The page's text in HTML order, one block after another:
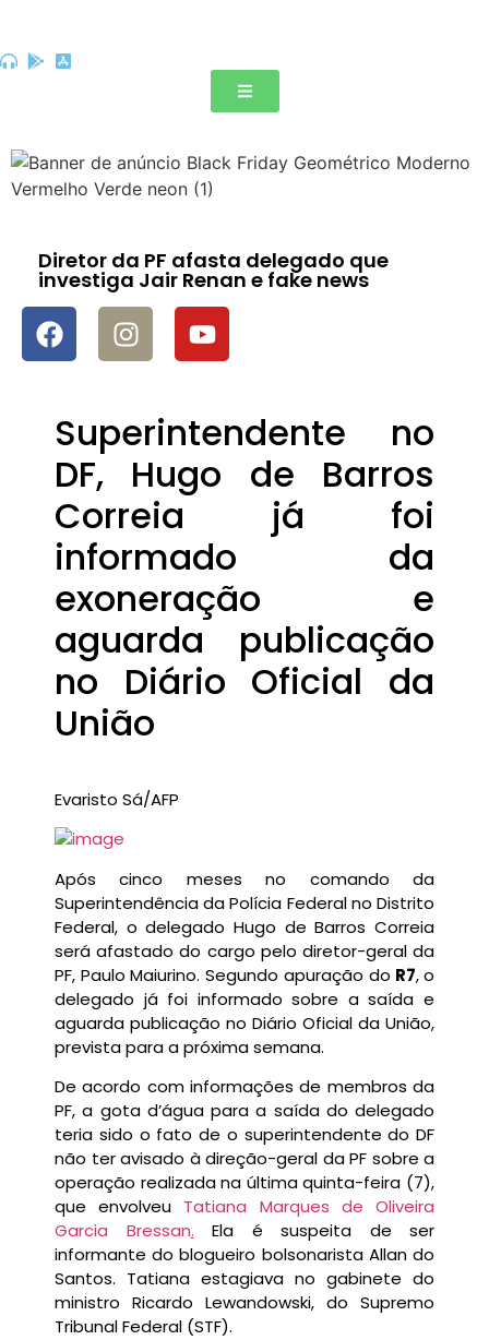
Diretor da PF afasta delegado que
investiga Jair Renan e fake news
Superintendente no
DF, Hugo de Barros
Correia já foi
informado da
exoneração e
aguarda publicação
no Diário Oficial da
União
Evaristo Sá/AFP
Após cinco meses no comando da
Superintendência da Polícia Federal no Distrito
Federal, o delegado Hugo de Barros Correia
será afastado do cargo pelo diretor-geral da
PF, Paulo Maiurino. Segundo apuração do R7,o
delegado já foi informado sobre a saída e
aguarda publicação no Diário Oficial da União,
prevista para a próxima semana.
De acordo com informações de membros da
PF, a gota d’água para a saída do delegado
teria sido o fato de o superintendente do DF
não ter avisado à direção-geral da PF sobre a
operação realizada na última quinta-feira (7),
que envolveu Tatiana Marques de Oliveira
Garcia Bressan. Ela é suspeita de ser
informante do blogueiro bolsonarista Allan do
Santos. Tatiana estagiava no gabinete do
ministro Ricardo Lewandowski, do Supremo
Tribunal Federal (STF).